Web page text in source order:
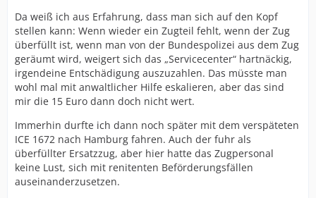
Da weiß ich aus Erfahrung, dass man sich auf den Kopf
stellen kann: Wenn wieder ein Zugteil fehlt, wenn der Zug
überfüllt ist, wenn man von der Bundespolizei aus dem Zug
geräumt wird, weigert sich das „Servicecenter“ hartnäckig,
irgendeine Entschädigung auszuzahlen. Das müsste man
wohl mal mit anwaltlicher Hilfe eskalieren, aber das sind
mir die 15 Euro dann doch nicht wert.
Immerhin durfte ich dann noch später mit dem verspäteten
ICE 1672 nach Hamburg fahren. Auch der fuhr als
überfüllter Ersatzzug, aber hier hatte das Zugpersonal
keine Lust, sich mit renitenten Beförderungsfällen
auseinanderzusetzen.